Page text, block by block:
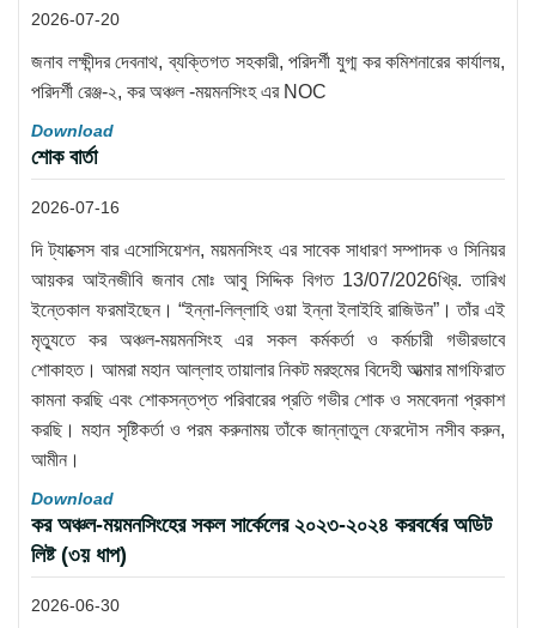
2026-07-20
জনাব লক্ষীন্দর দেবনাথ, ব্যক্তিগত সহকারী, পরিদর্শী যুগ্ম কর কমিশনারের কার্যালয়,
পরিদর্শী রেঞ্জ-২, কর অঞ্চল -ময়মনসিংহ এর NOC
Download
শোক বার্তা
2026-07-16
দি ট্যাক্সেস বার এসোসিয়েশন, ময়মনসিংহ এর সাবেক সাধারণ সম্পাদক ও সিনিয়র
আয়কর আইনজীবি জনাব মোঃ আবু সিদ্দিক বিগত 13/07/2026খ্রি. তারিখ
ইন্তেকাল ফরমাইছেন। “ইন্না-লিল্লাহি ওয়া ইন্না ইলাইহি রাজিউন”। তাঁর এই
মৃত্যুতে কর অঞ্চল-ময়মনসিংহ এর সকল কর্মকর্তা ও কর্মচারী গভীরভাবে
শোকাহত। আমরা মহান আল্লাহ তায়ালার নিকট মরহুমের বিদেহী আত্মার মাগফিরাত
কামনা করছি এবং শোকসন্তপ্ত পরিবারের প্রতি গভীর শোক ও সমবেদনা প্রকাশ
করছি। মহান সৃষ্টিকর্তা ও পরম করুনাময় তাঁকে জান্নাতুল ফেরদৌস নসীব করুন,
আমীন।
Download
কর অঞ্চল-ময়মনসিংহের সকল সার্কেলের ২০২৩-২০২৪ করবর্ষের অডিট
লিষ্ট (৩য় ধাপ)
2026-06-30